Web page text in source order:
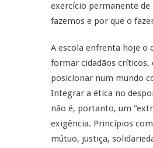
exercício permanente de
fazemos e por que o
A escola enfrenta hoje o
formar cidadãos críticos,
posicionar num mundo
Integrar a ética no
não é, portanto, um
exigência. Princípios
mútuo, justiça,